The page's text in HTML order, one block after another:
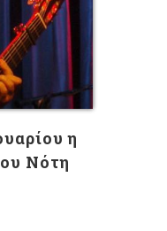
η
Νότη